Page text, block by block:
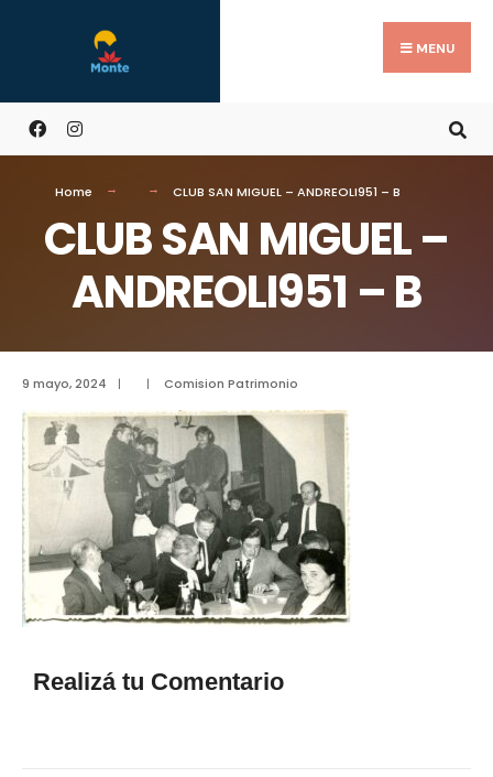
MENU
Home CLUB SAN MIGUEL – ANDREOLI951 – B
CLUB SAN MIGUEL –
ANDREOLI951 – B
9 mayo, 2024 | | Comision Patrimonio
Realizá tu Comentario